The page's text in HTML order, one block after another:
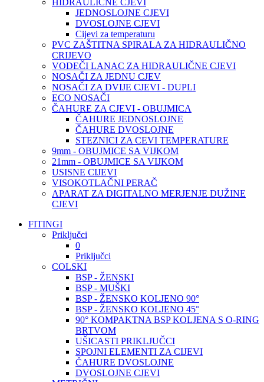
HIDRAULIČNE CJEVI
JEDNOSLOJNE CJEVI
DVOSLOJNE CJEVI
Cijevi za temperaturu
PVC ZAŠTITNA SPIRALA ZA HIDRAULIČNO
CRIJEVO
VODEČI LANAC ZA HIDRAULIČNE CJEVI
NOSAČI ZA JEDNU CJEV
NOSAČI ZA DVIJE CJEVI - DUPLI
ECO NOSAČI
ČAHURE ZA CJEVI - OBUJMICA
ČAHURE JEDNOSLOJNE
ČAHURE DVOSLOJNE
STEZNICI ZA CEVI TEMPERATURE
9mm - OBUJMICE SA VIJKOM
21mm - OBUJMICE SA VIJKOM
USISNE CIJEVI
VISOKOTLAČNI PERAČ
APARAT ZA DIGITALNO MERJENJE DUŽINE
CJEVI
FITINGI
Priključci
0
Priključci
COLSKI
BSP - ŽENSKI
BSP - MUŠKI
BSP - ŽENSKO KOLJENO 90°
BSP - ŽENSKO KOLJENO 45°
90° KOMPAKTNA BSP KOLJENA S O-RING
BRTVOM
UŠICASTI PRIKLJUČCI
SPOJNI ELEMENTI ZA CIJEVI
ČAHURE DVOSLOJNE
DVOSLOJNE CJEVI